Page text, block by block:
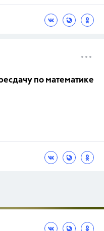
по математике